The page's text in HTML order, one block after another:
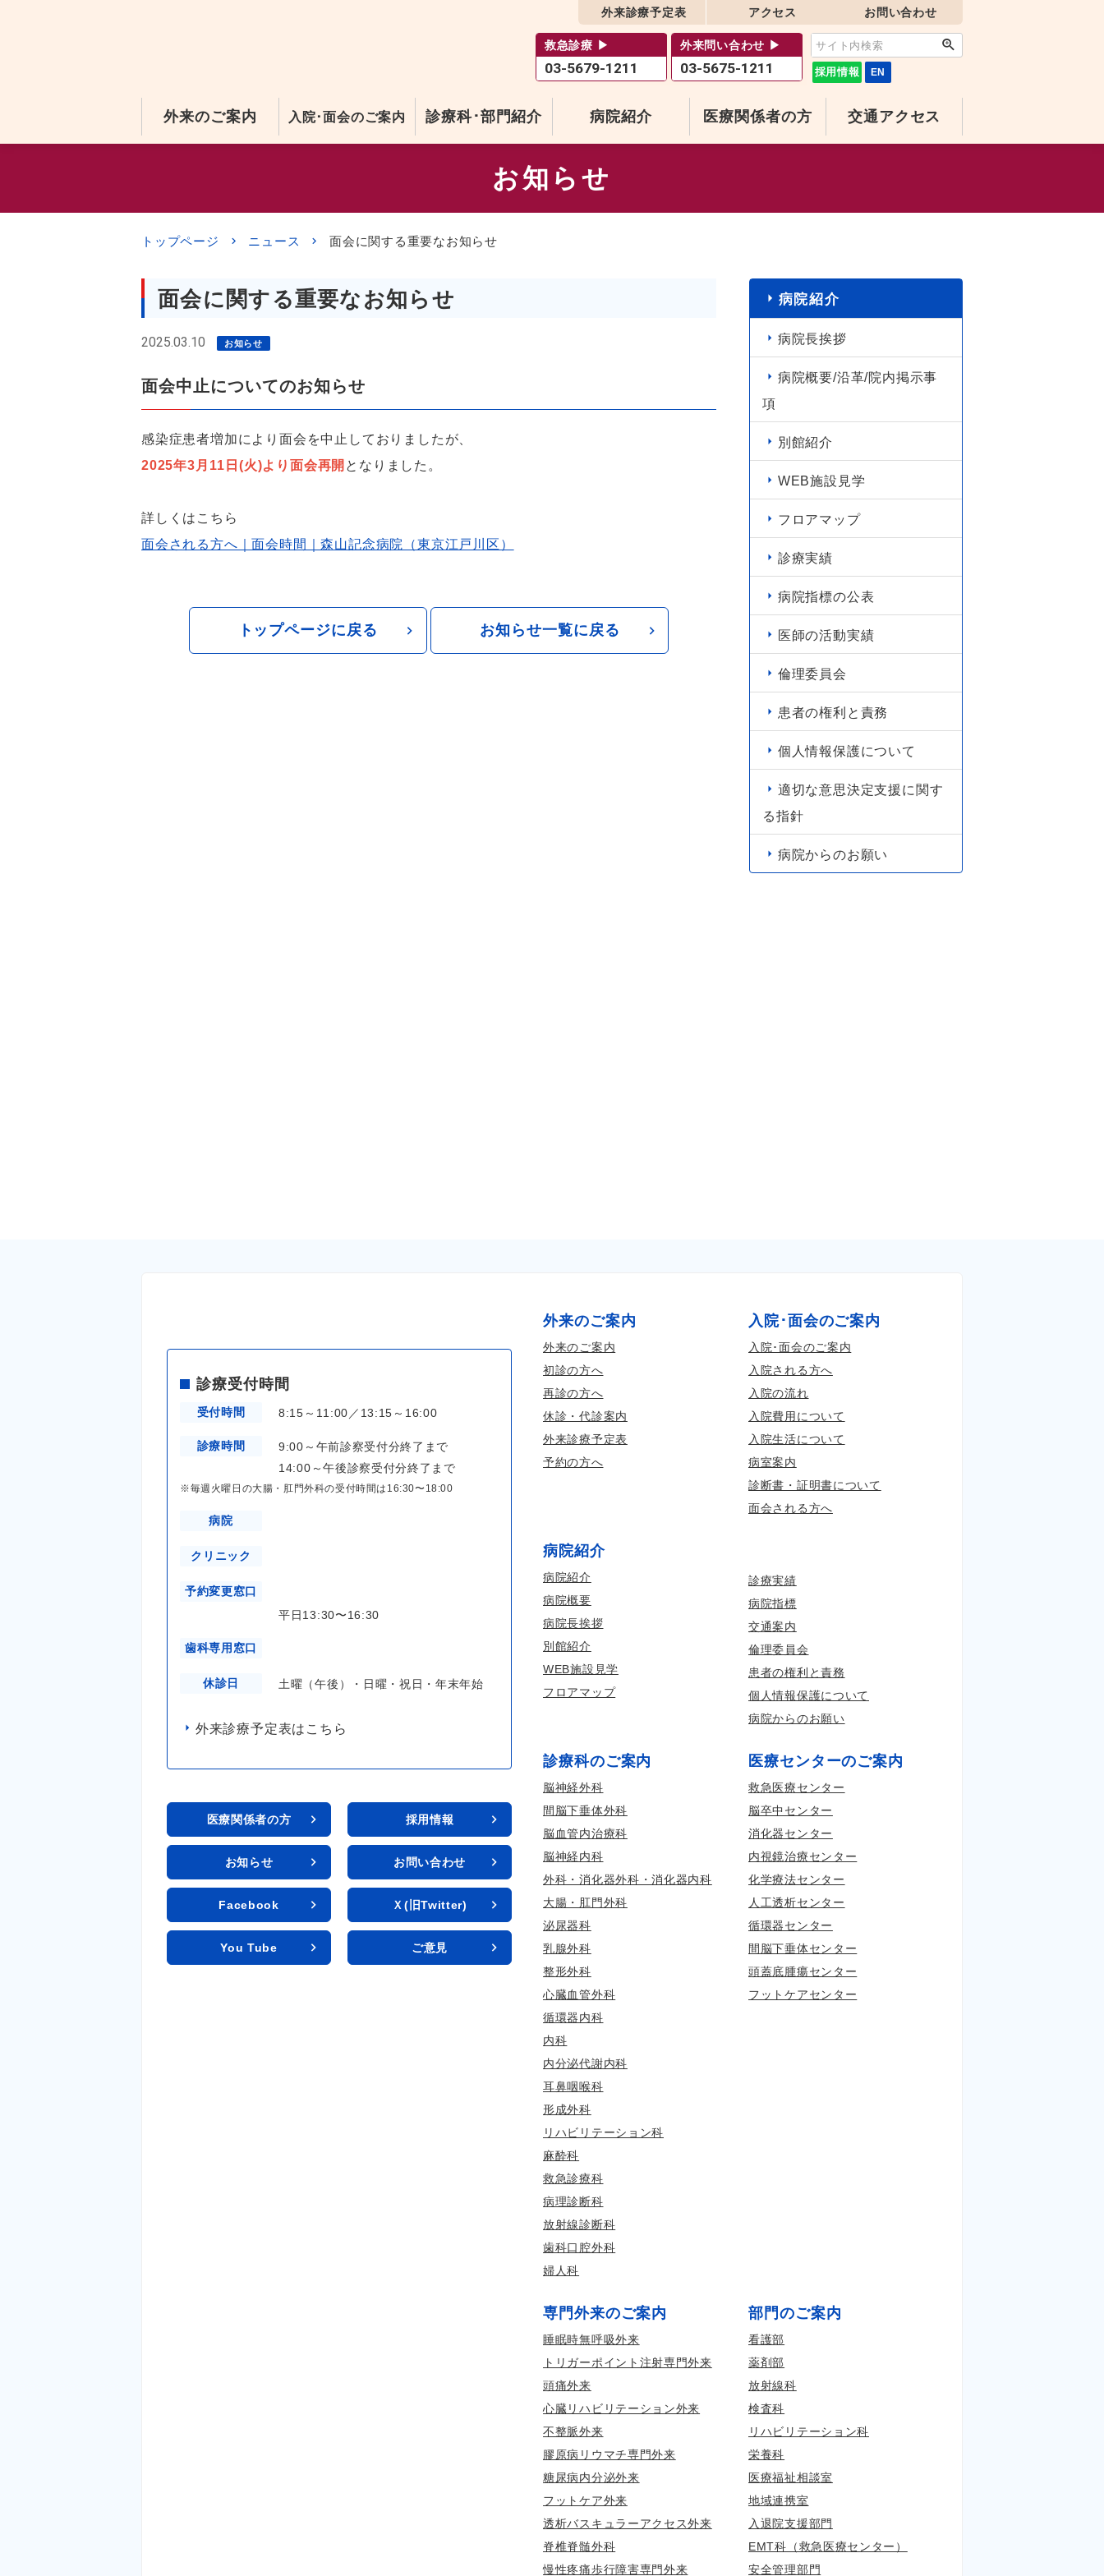
救急診療 ▶
03-5679-1211
外来問い合わせ ▶
03-5675-1211 EN
採用情報
外来診療予定表 アクセス お問い合わせ
外来のご案内 入院･面会のご案内 診療科･部門紹介 病院紹介 医療関係者の方 交通アクセス
お知らせ
トップページ ニュース 面会に関する重要なお知らせ
面会に関する重要なお知らせ
2025.03.10 お知らせ
面会中止についてのお知らせ
感染症患者増加により面会を中止しておりましたが、
2025年3月11日(火)より面会再開 となりました。
詳しくはこちら
面会される方へ｜面会時間｜森山記念病院（東京江戸川区）
トップページに戻る お知らせ一覧に戻る
病院紹介
病院長挨拶
病院概要/沿革/院内掲示事
項
別館紹介
WEB施設見学
フロアマップ
診療実績
病院指標の公表
医師の活動実績
倫理委員会
患者の権利と責務
個人情報保護について
適切な意思決定支援に関す
る指針
病院からのお願い
診療受付時間
受付時間 8:15～11:00／13:15～16:00
診療時間
9:00～午前診察受付分終了まで
14:00～午後診察受付分終了まで
※毎週火曜日の大腸・肛門外科の受付時間は16:30〜18:00
病院
クリニック
予約変更窓口
平日13:30〜16:30
歯科専用窓口
休診日 土曜（午後）・日曜・祝日・年末年始
外来診療予定表はこちら
医療関係者の方 採用情報
お知らせ お問い合わせ
Facebook Ｘ(旧Twitter)
You Tube ご意見
外来のご案内
外来のご案内
初診の方へ
再診の方へ
休診・代診案内
外来診療予定表
予約の方へ
入院･面会のご案内
入院･面会のご案内
入院される方へ
入院の流れ
入院費用について
入院生活について
病室案内
診断書・証明書について
面会される方へ
病院紹介
病院紹介
病院概要
病院長挨拶
別館紹介
WEB施設見学
フロアマップ
診療実績
病院指標
交通案内
倫理委員会
患者の権利と責務
個人情報保護について
病院からのお願い
診療科のご案内
脳神経外科
間脳下垂体外科
脳血管内治療科
脳神経内科
外科・消化器外科・消化器内科
大腸・肛門外科
泌尿器科
乳腺外科
整形外科
心臓血管外科
循環器内科
内科
内分泌代謝内科
耳鼻咽喉科
形成外科
リハビリテーション科
麻酔科
救急診療科
病理診断科
放射線診断科
歯科口腔外科
婦人科
医療センターのご案内
救急医療センター
脳卒中センター
消化器センター
内視鏡治療センター
化学療法センター
人工透析センター
循環器センター
間脳下垂体センター
頭蓋底腫瘍センター
フットケアセンター
専門外来のご案内
睡眠時無呼吸外来
トリガーポイント注射専門外来
頭痛外来
心臓リハビリテーション外来
不整脈外来
膠原病リウマチ専門外来
糖尿病内分泌外来
フットケア外来
透析バスキュラーアクセス外来
脊椎脊髄外科
慢性疼痛歩行障害専門外来
部門のご案内
看護部
薬剤部
放射線科
検査科
リハビリテーション科
栄養科
医療福祉相談室
地域連携室
入退院支援部門
EMT科（救急医療センター）
安全管理部門